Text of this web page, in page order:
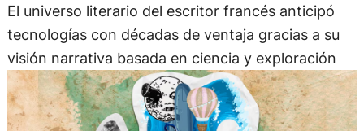
El universo literario del escritor francés anticipó
tecnologías con décadas de ventaja gracias a su
visión narrativa basada en ciencia y exploración